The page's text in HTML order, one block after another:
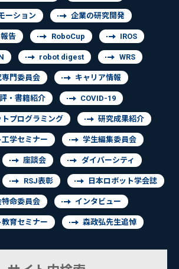
ーション 企業の研究開発
告 RoboCup IROS
robot digest WRS
専門委員会 キャリア情報
・書籍紹介 COVID-19
プログラミング 研究成果紹介
工学セミナー 学生編集委員会
座談会 ダイバーシティ
RSJ表彰 日本ロボット学会誌
特命委員会 インタビュー
教育セミナー 森政弘先生追悼